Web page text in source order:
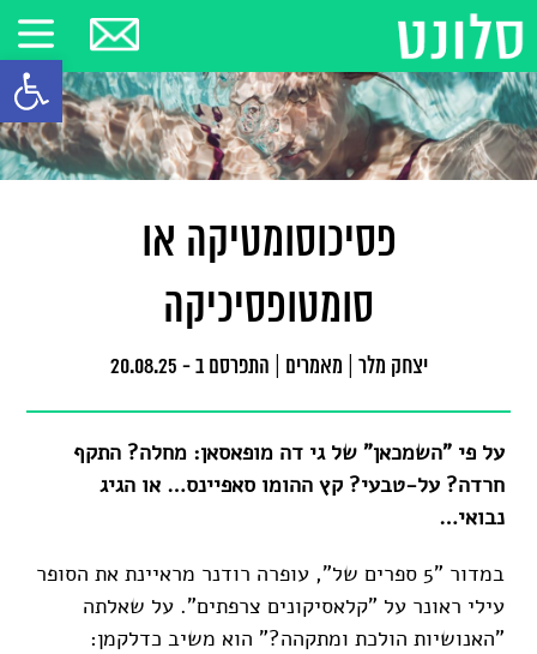
פתח
פסיכוסומטיקה או
סומטופסיכיקה
יצחק מלר מאמרים התפרסם ב - 20.08.25
על פי "השמכאן" של גי דה מופאסאן: מחלה? התקף
חרדה? על-טבעי? קץ ההומו סאפיינס… או הגיג
נבואי…
במדור "5 ספרים של", עופרה רודנר מראיינת את הסופר
עילי ראונר על "קלאסיקונים צרפתים". על שאלתה
"האנושיות הולכת ומתקהה?" הוא משיב כדלקמן: